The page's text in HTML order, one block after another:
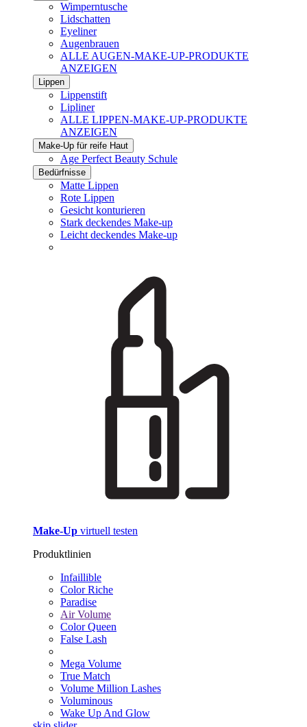
Wimperntusche
Lidschatten
Eyeliner
Augenbrauen
ALLE AUGEN-MAKE-UP-PRODUKTE
ANZEIGEN
Lippen
Lippenstift
Lipliner
ALLE LIPPEN-MAKE-UP-PRODUKTE
ANZEIGEN
Make-Up für reife Haut
Age Perfect Beauty Schule
Bedürfnisse
Matte Lippen
Rote Lippen
Gesicht konturieren
Stark deckendes Make-up
Leicht deckendes Make-up
Make-Up virtuell testen
Produktlinien
Infaillible
Color Riche
Paradise
Air Volume
Color Queen
False Lash
Mega Volume
True Match
Volume Million Lashes
Voluminous
Wake Up And Glow